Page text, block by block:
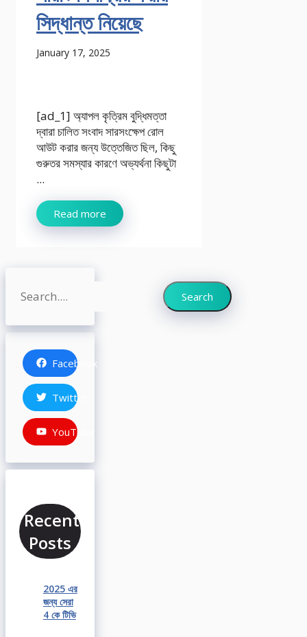
সিদ্ধান্ত নিয়েছে
January 17, 2025
[ad_1] অ্যাপল কৃত্রিম বুদ্ধিমত্তা
দ্বারা চালিত সংবাদ সারসংক্ষেপ রোল
আউট করার জন্য উত্তেজিত ছিল, কিছু
গুরুতর সমস্যার কারণে অভ্যর্থনা কিছুটা
...
Read more
Search Search
Facebook
Twitter
YouTube
Recent
Posts
2025 এর
জন্য সেরা
4 কে টিভি